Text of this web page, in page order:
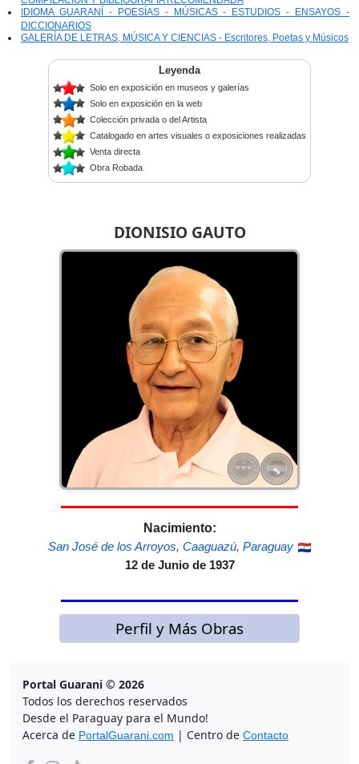
DIONISIO GAUTO
Nacimiento:
San José de los Arroyos, Caaguazú, Paraguay
12 de Junio de 1937
Perfil y Más Obras
IDIOMA GUARANÍ - POESÍAS - MÚSICAS - ESTUDIOS - ENSAYOS -
DICCIONARIOS
GALERÍA DE LETRAS, MÚSICA Y CIENCIAS - Escritores, Poetas y Músicos
Leyenda
Solo en exposición en museos y galerías
Solo en exposición en la web
Colección privada o del Artista
Catalogado en artes visuales o exposiciones realizadas
Venta directa
Obra Robada
Portal Guarani © 2026
Todos los derechos reservados
Desde el Paraguay para el Mundo!
Acerca de PortalGuarani.com | Centro de Contacto